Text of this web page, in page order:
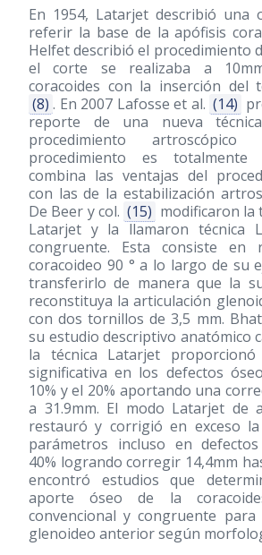
En 1954, Latarjet describió una
referir la base de la apófisis
Helfet describió el procedimiento
el corte se realizaba a
coracoides con la inserción del
(8) . En 2007 Lafosse et al. (14)
reporte de una nueva
procedimiento artroscópico
procedimiento es totalmente
combina las ventajas del
con las de la estabilización
De Beer y col. (15) modificaron la
Latarjet y la llamaron técnica
congruente. Esta consiste
coracoideo 90 ° a lo largo de su
transferirlo de manera que la
reconstituya la articulación
con dos tornillos de 3,5 mm.
su estudio descriptivo anatómico
la técnica Latarjet proporcionó
significativa en los defectos
10% y el 20% aportando una
a 31.9mm. El modo Latarjet de
restauró y corrigió en exceso
parámetros incluso en
40% logrando corregir 14,4mm
encontró estudios que
aporte óseo de la
convencional y congruente
glenoideo anterior según